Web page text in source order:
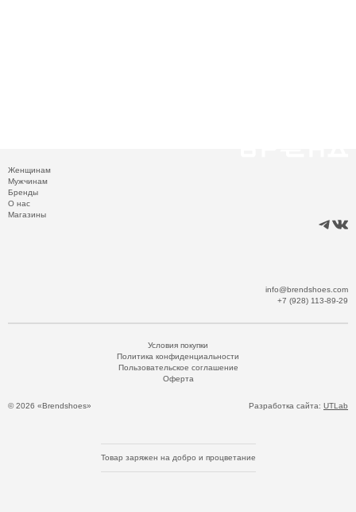
Женщинам
Мужчинам
Бренды
О нас
Магазины
info@brendshoes.com
+7 (928) 113-89-29
© 2026 «Brendshoes»
Условия покупки
Политика конфиденциальности
Пользовательское соглашение
Оферта
Разработка сайта: UTLab
Товар заряжен на добро и процветание